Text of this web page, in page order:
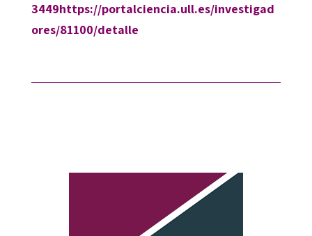
3449https://portalciencia.ull.es/investigad
ores/81100/detalle